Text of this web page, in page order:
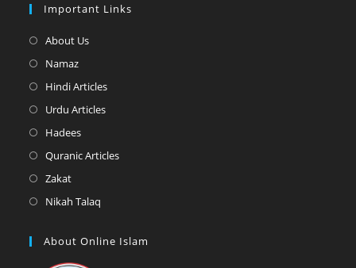
Important Links
About UsOpens
tab
NamazOpens
in
tab
Hindi ArticlesOpens
tab
Urdu ArticlesOpens
HadeesOpens
in
tab
Quranic ArticlesOpens
ZakatOpens
in
new
Nikah Talaq
a
About Online Islam